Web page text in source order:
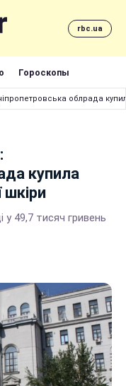
rbc.ua
Гороскопы
облрада
купила
49,7 тисяч гривень